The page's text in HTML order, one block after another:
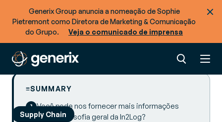
Generix Group anuncia a nomeação de Sophie
Pietremont como Diretora de Marketing & Comunicação
do Grupo.
Veja o comunicado de imprensa
Supply Chain
SUMMARY
Você pode nos fornecer mais informações
sobre a filosofia geral da In2Log?